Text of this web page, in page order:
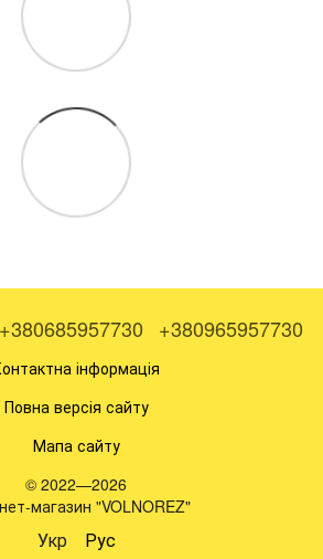
+380685957730 +380965957730
інформація
Повна версія сайту
Мапа сайту
© 2022—2026
магазин "VOLNOREZ"
Укр Рус